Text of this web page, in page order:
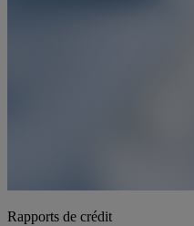
Rapports de crédit